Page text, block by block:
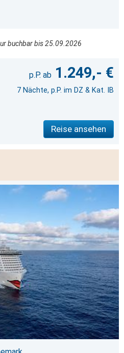
buchbar bis 25.09.2026
1.249,- €
7 Nächte, p.P. im DZ & Kat. IB
Reise ansehen